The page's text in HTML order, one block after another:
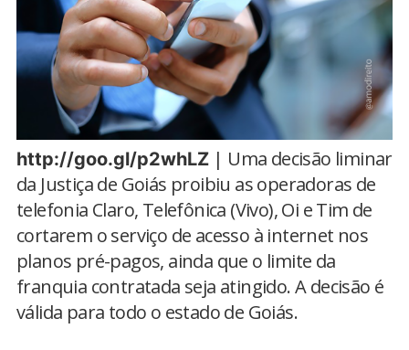
http://goo.gl/p2whLZ | Uma decisão liminar
da Justiça de Goiás proibiu as operadoras de
telefonia Claro, Telefônica (Vivo), Oi e Tim de
cortarem o serviço de acesso à internet nos
planos pré-pagos, ainda que o limite da
franquia contratada seja atingido. A decisão é
válida para todo o estado de Goiás.